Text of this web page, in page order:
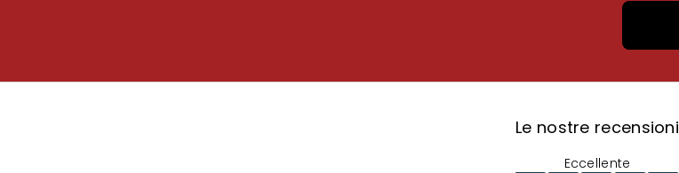
Le nostre recensioni
Eccellente